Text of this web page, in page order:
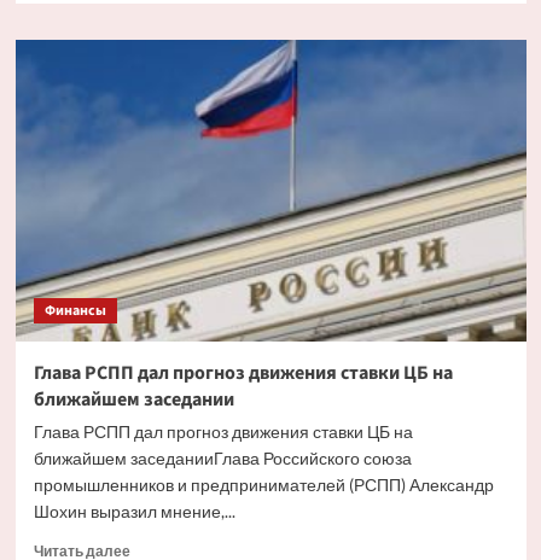
Набиуллина:
доступнее
со
Финансы
Глава РСПП дал прогноз движения ставки ЦБ на
ближайшем заседании
Глава РСПП дал прогноз движения ставки ЦБ на
ближайшем заседанииГлава Российского союза
промышленников и предпринимателей (РСПП) Александр
Шохин выразил мнение,...
Читать далееПрочитать